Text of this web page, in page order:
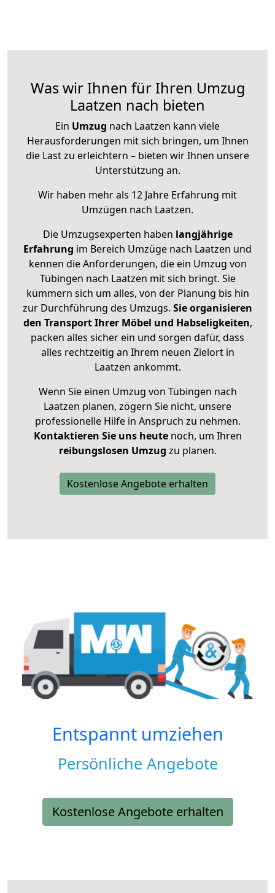
Was wir Ihnen für Ihren Umzug
Laatzen nach bieten
Ein Umzug nach Laatzen kann viele
Herausforderungen mit sich bringen, um Ihnen
die Last zu erleichtern – bieten wir Ihnen unsere
Unterstützung an.
Wir haben mehr als 12 Jahre Erfahrung mit
Umzügen nach Laatzen.
Die Umzugsexperten haben langjährige
Erfahrung im Bereich Umzüge nach Laatzen und
kennen die Anforderungen, die ein Umzug von
Tübingen nach Laatzen mit sich bringt. Sie
kümmern sich um alles, von der Planung bis hin
zur Durchführung des Umzugs. Sie organisieren
den Transport Ihrer Möbel und Habseligkeiten,
packen alles sicher ein und sorgen dafür, dass
alles rechtzeitig an Ihrem neuen Zielort in
Laatzen ankommt.
Wenn Sie einen Umzug von Tübingen nach
Laatzen planen, zögern Sie nicht, unsere
professionelle Hilfe in Anspruch zu nehmen.
Kontaktieren Sie uns heutenoch, um Ihren
reibungslosen Umzug zu planen.
Kostenlose Angebote erhalten
Entspannt umziehen
Persönliche Angebote
Kostenlose Angebote erhalten